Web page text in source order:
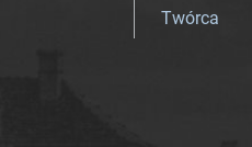
Twórca